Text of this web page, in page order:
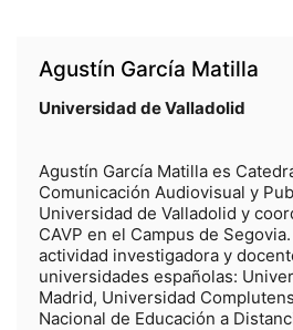
Agustín García Matilla
Universidad de Valladolid
Agustín García Matilla es
Comunicación Audiovisual y
Universidad de Valladolid y
CAVP en el Campus de
actividad investigadora y
universidades españolas:
Madrid, Universidad
Nacional de Educación a